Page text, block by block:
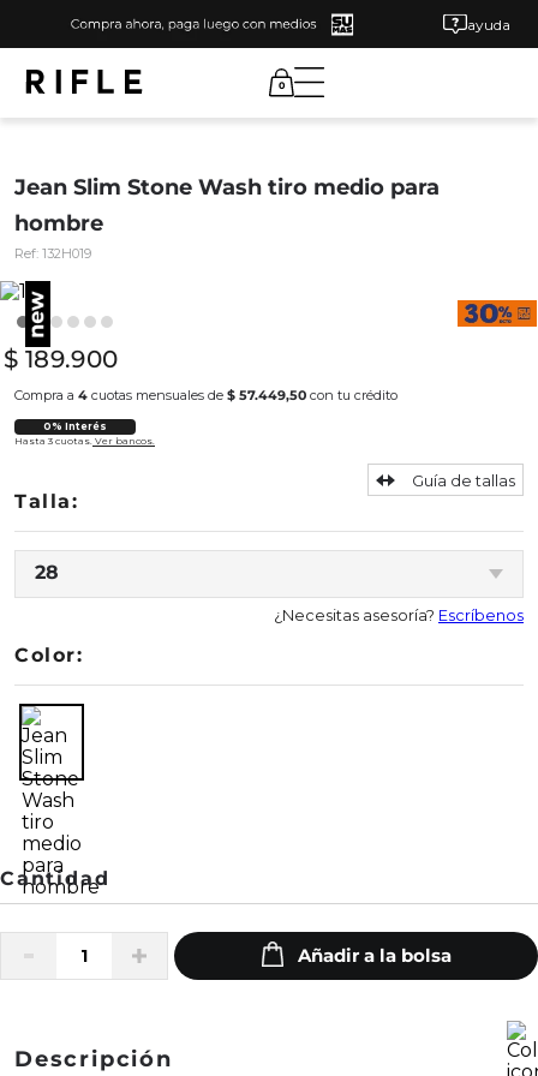
ayuda
0
Jean Slim Stone Wash tiro medio para
hombre
Ref: 132H019
$ 189.900
Compra a 4 cuotas mensuales de $ 57.449,50 con tu crédito
0% Interés
Hasta 3 cuotas. Ver bancos.
28
Guía de tallas
¿Necesitas asesoría? Escríbenos
Color:
Descripción